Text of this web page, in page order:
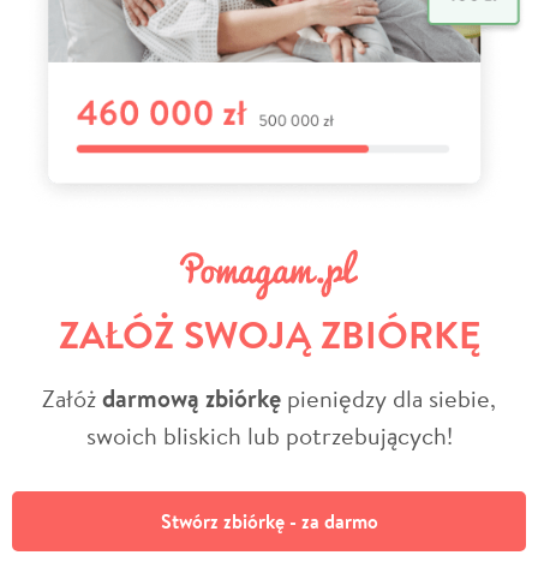
ZAŁÓŻ SWOJĄ ZBIÓRKĘ
Załóżdarmową zbiórkę pieniędzy dla siebie,
swoich bliskich lub potrzebujących!
Stwórz zbiórkę - za darmo